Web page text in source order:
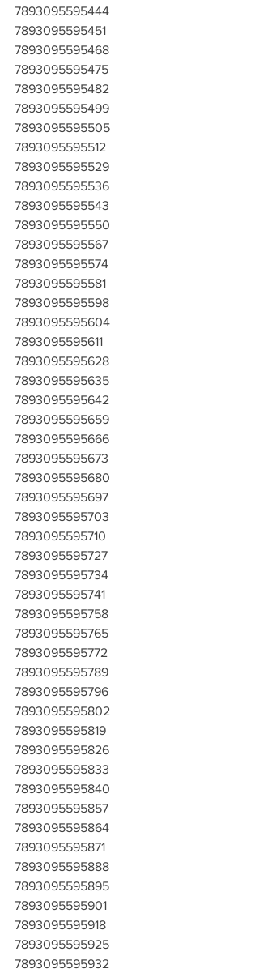
7893095595444
7893095595451
7893095595468
7893095595475
7893095595482
7893095595499
7893095595505
7893095595512
7893095595529
7893095595536
7893095595543
7893095595550
7893095595567
7893095595574
7893095595581
7893095595598
7893095595604
7893095595611
7893095595628
7893095595635
7893095595642
7893095595659
7893095595666
7893095595673
7893095595680
7893095595697
7893095595703
7893095595710
7893095595727
7893095595734
7893095595741
7893095595758
7893095595765
7893095595772
7893095595789
7893095595796
7893095595802
7893095595819
7893095595826
7893095595833
7893095595840
7893095595857
7893095595864
7893095595871
7893095595888
7893095595895
7893095595901
7893095595918
7893095595925
7893095595932